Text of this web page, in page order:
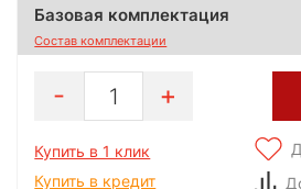
Базовая комплектация
Состав комплектации
1
Купить в 1 клик
Купить в кредит